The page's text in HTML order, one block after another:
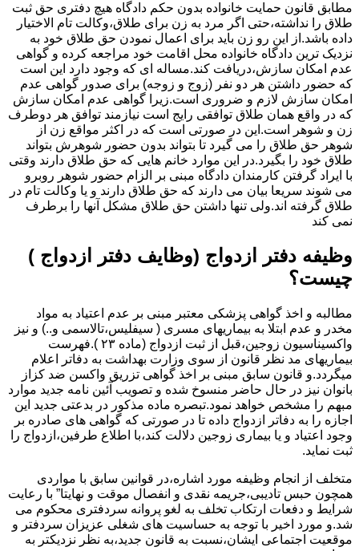
مطابق قانون حمایت خانواده بدون حکم دادگاه هیچ دفتری حق ثبت
طلاق را نداشته،حتی اگر مرد به زن برای طلاق،وکالت تام الاختیار
داده باشد.از این رو زن باید برای اعمال نمودن حق طلاق خود به
نزدیک ترین دادگاه خانواده محل اقامت خود مراجعه کرده و گواهی
عدم امکان سازش،دریافت کند.مساله ای که وجود دارد این است
که حضور داشتن هر دو نفر (زوج و زوجه) برای صدور گواهی عدم
امکان سازش لازم و ضروری است.زیرا گواهی عدم امکان سازش
که در واقع همان طلاق توافقی رایج است نیازمند توافق هر دوطرف
زن و شوهر است.این در صورتی است که در اکثر مواقع زن از
شوهر حق طلاق را می گیرد تا بتواند بدون حضور شوهرش بتواند
طلاق خود را بگیرد.در این موارد خانم هایی که حق طلاق دارند وقتی
با ایراد گرفتن کارمندان دادگاه مبنی بر الزام حضور شوهر روبرو
می شوند سریعا بیان می دارند که حق طلاق دارند و یا وکالت تام در
طلاق گرفته اند.ولی تنها داشتن حق طلاق مشکل آنها را برطرف
نمی کند
وظیفه دفتر ازدواج (وظایف دفتر ازدواج )
چیست؟
مطالبه و اخذ گواهی پزشکی معتبر مبنی بر عدم اعتیاد به مواد
مخدر و عدم ابتلا به بیماریهای مسری ( سیفلیس،تالاسمی و..) و نیز
واکسیناسیون زوجین،قبل از ثبت ازدواج (ماده ۲۳ ).فهرست
بیماریهای مد نظر قانون از سوی وزارت بهداشت به دفاتر اعلام
میگردد.و قانون سابق مبنی بر اخذ گواهی تزریق واکسن ضد کزاز
بانوان نیز در حال حاضر منسوخ شده و تصویب آئین نامه جدید موارد
مبهم را مشخص خواهد نمود.تبصره ماده مذکور در بدعتی جدید این
اجازه را به دفاتر ازدواج داده تا در صورتی که گواهی های صادره بر
وجود اعتیاد و یا بیماری زوجین دلالت کند،با اطلاع طرفین،ازدواج را
ثبت نماید.
متخلف از انجام وظیفه مورد اشاره،در قوانین سابق با مواردی
همچون حبس تادیبی،جریمه نقدی و انفصال موقت و نهایتا” با رعایت
شرایط و دفعات ارتکاب تخلف به لغو پروانه سردفتری محکوم می
شد.و مورد اخیر با توجه به حساسیت های شغلی عزیزان سردفتر و
موقعیت اجتماعی ایشان،نسبت به قانون جدید،به نظر نزدیکتر به